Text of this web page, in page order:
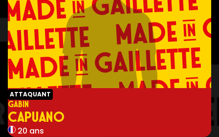
ATTAQUANT
GABIN
CAPUANO
20 ans